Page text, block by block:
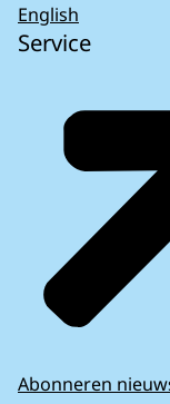
English
Service
Abonneren